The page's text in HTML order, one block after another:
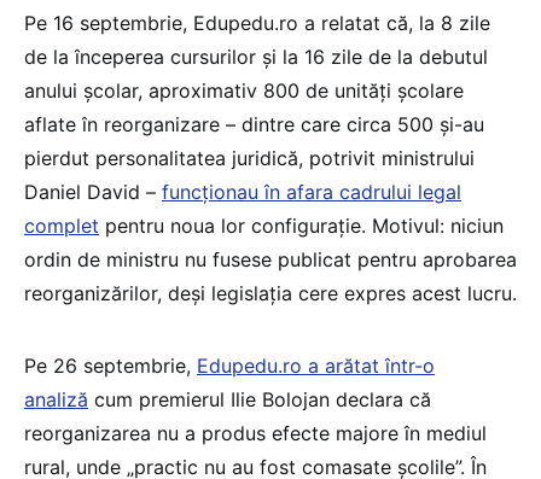
Pe 16 septembrie, Edupedu.ro a relatat că, la 8 zile
de la începerea cursurilor și la 16 zile de la debutul
anului școlar, aproximativ 800 de unități școlare
aflate în reorganizare – dintre care circa 500 și-au
pierdut personalitatea juridică, potrivit ministrului
Daniel David – funcționau în afara cadrului legal
complet pentru noua lor configurație. Motivul: niciun
ordin de ministru nu fusese publicat pentru aprobarea
reorganizărilor, deși legislația cere expres acest lucru.
Pe 26 septembrie, Edupedu.ro a arătat într-o
analiză cum premierul Ilie Bolojan declara că
reorganizarea nu a produs efecte majore în mediul
rural, unde „practic nu au fost comasate școlile”. În